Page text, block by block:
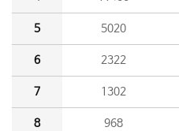
5 5020
6 2322
7 1302
8 968